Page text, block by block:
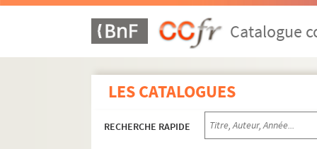
Catalogue
LES CATALOGUES
RECHERCHE RAPIDE